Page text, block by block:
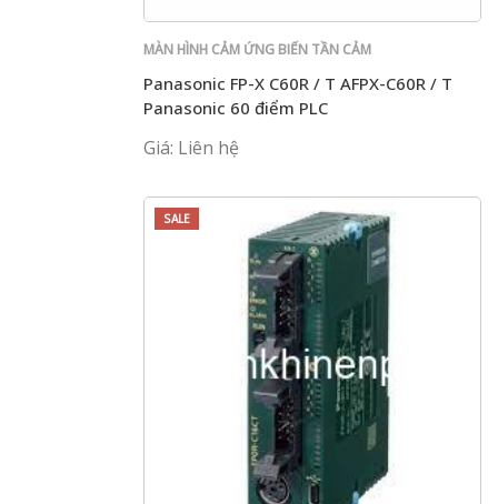
MÀN HÌNH CẢM ỨNG BIẾN TẦN CẢM
Panasonic FP-X C60R / T AFPX-C60R / T
Panasonic 60 điểm PLC
Giá: Liên hệ
SALE